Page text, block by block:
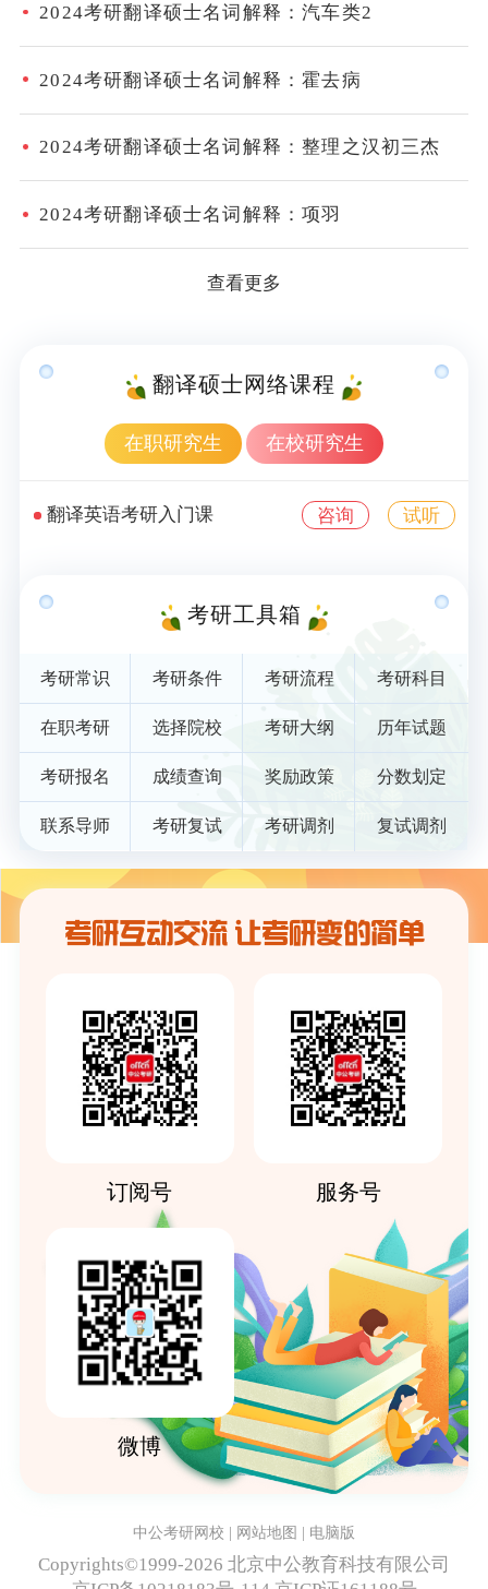
2024考研翻译硕士名词解释：汽车类2
2024考研翻译硕士名词解释：霍去病
2024考研翻译硕士名词解释：整理之汉初三杰
2024考研翻译硕士名词解释：项羽
查看更多
翻译硕士网络课程
在职研究生 在校研究生
翻译英语考研入门课 试听
咨询
考研工具箱
考研常识 考研条件 考研流程 考研科目
在职考研 选择院校 考研大纲 历年试题
考研报名 成绩查询 奖励政策 分数划定
联系导师 考研复试 考研调剂 复试调剂
考研互动交流 让考研变的简单
订阅号 服务号
微博
中公考研网校 | 网站地图 | 电脑版
Copyrights©️1999-2026 北京中公教育科技有限公司